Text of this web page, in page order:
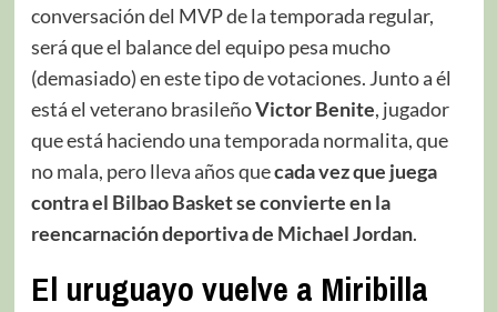
conversación del MVP de la temporada regular,
será que el balance del equipo pesa mucho
(demasiado) en este tipo de votaciones. Junto a él
está el veterano brasileñoVictor Benite, jugador
que está haciendo una temporada normalita, que
no mala, pero lleva años quecada vez que juega
contra el Bilbao Basket se convierte en la
reencarnación deportiva de Michael Jordan.
El uruguayo vuelve a Miribilla